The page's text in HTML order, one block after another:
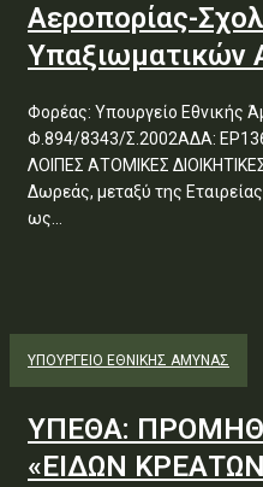
Αεροπορίας-
Υπαξιωματικών
Φορέας: Υπουργείο Εθνικής
Φ.894/8343/Σ.2002ΑΔΑ:
ΛΟΙΠΕΣ ΑΤΟΜΙΚΕΣ
Δωρεάς, μεταξύ της Εταιρείας
ως...
ΥΠΟΥΡΓΕΊΟ ΕΘΝΙΚΉΣ ΆΜΥΝΑΣ
ΥΠΕΘΑ:
«ΕΙΔΩΝ